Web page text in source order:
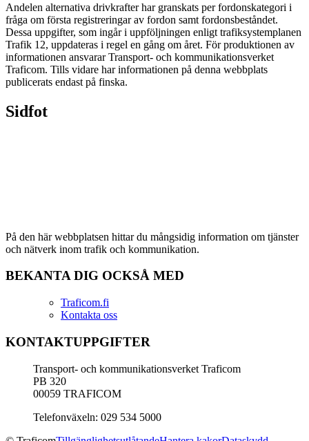
Andelen alternativa drivkrafter har granskats per fordonskategori i
fråga om första registreringar av fordon samt fordonsbeståndet.
Dessa uppgifter, som ingår i uppföljningen enligt trafiksystemplanen
Trafik 12, uppdateras i regel en gång om året. För produktionen av
informationen ansvarar Transport- och kommunikationsverket
Traficom. Tills vidare har informationen på denna webbplats
publicerats endast på finska.
Sidfot
På den här webbplatsen hittar du mångsidig information om tjänster
och nätverk inom trafik och kommunikation.
BEKANTA DIG OCKSÅ MED
Traficom.fi
Kontakta oss
KONTAKTUPPGIFTER
Transport- och kommunikationsverket Traficom
PB 320
00059 TRAFICOM
Telefonväxeln: 029 534 5000